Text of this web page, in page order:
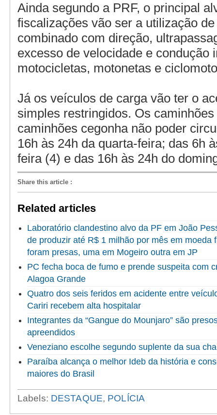
Ainda segundo a PRF, o principal
fiscalizações vão ser a utilização
combinado com direção,
excesso de velocidade e condução
motocicletas, motonetas e
Já os veículos de carga vão ter o
simples restringidos. Os
caminhões cegonha não poder
16h às 24h da quarta-feira; das 6h
feira (4) e das 16h às 24h do
Share this article :
Related articles
Laboratório clandestino alvo da PF em João
de produzir até R$ 1 milhão por mês em moeda
foram presas, uma em Mogeiro outra em JP
PC fecha boca de fumo e prende suspeita com
Alagoa Grande
Quatro dos seis feridos em acidente entre
Cariri recebem alta hospitalar
Integrantes da “Gangue do Mounjaro” são
apreendidos
Veneziano escolhe segundo suplente da sua
Paraíba alcança o melhor Ideb da história e
maiores do Brasil
Labels: DESTAQUE, POLÍCIA